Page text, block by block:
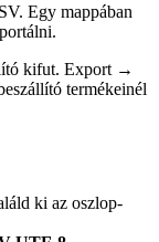
Egy mappában
kifut. Export →
termékeinél
ki az oszlop-